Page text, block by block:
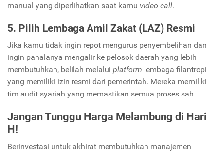
manual yang diperlihatkan saat kamu video call.
5. Pilih Lembaga Amil Zakat (LAZ) Resmi
Jika kamu tidak ingin repot mengurus penyembelihan dan
ingin pahalanya mengalir ke pelosok daerah yang lebih
membutuhkan, belilah melalui platform lembaga filantropi
yang memiliki izin resmi dari pemerintah. Mereka memiliki
tim audit syariah yang memastikan semua proses sah.
Jangan Tunggu Harga Melambung di Hari
H!
Berinvestasi untuk akhirat membutuhkan manajemen